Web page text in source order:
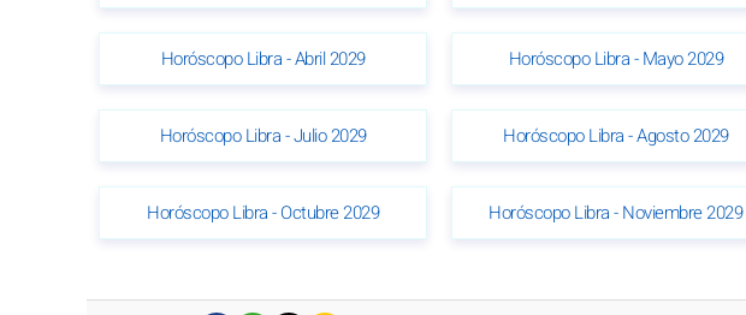
Horóscopo Libra - Abril 2029 Horóscopo Libra - Mayo 2029
Horóscopo Libra - Julio 2029 Horóscopo Libra - Agosto 2029
Horóscopo Libra - Octubre 2029 Horóscopo Libra - Noviembre 2029